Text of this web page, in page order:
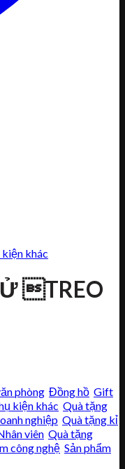
kiện khác
TREO
phòng Đồng hồ Gift
kiện khác Quà tặng
nghiệp Quà tặng kỉ
viên Quà tặng
công nghệ Sản phẩm